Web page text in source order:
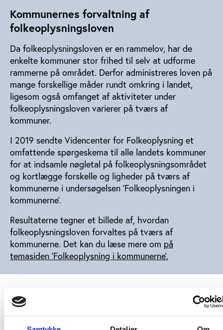
Kommunernes forvaltning af
folkeoplysningsloven
Da folkeoplysningsloven er en rammelov, har de
enkelte kommuner stor frihed til selv at udforme
rammerne på området. Derfor administreres loven på
mange forskellige måder rundt omkring i landet,
ligesom også omfanget af aktiviteter under
folkeoplysningsloven varierer på tværs af
kommuner.
I 2019 sendte Videncenter for Folkeoplysning et
omfattende spørgeskema til alle landets kommuner
for at indsamle nøgletal på folkeoplysningsområdet
og kortlægge forskelle og ligheder på tværs af
kommunerne i undersøgelsen 'Folkeoplysningen i
kommunerne'.
Resultaterne tegner et billede af, hvordan
folkeoplysningsloven forvaltes på tværs af
kommunerne. Det kan du læse mere om på
temasiden 'Folkeoplysning i kommunerne'.